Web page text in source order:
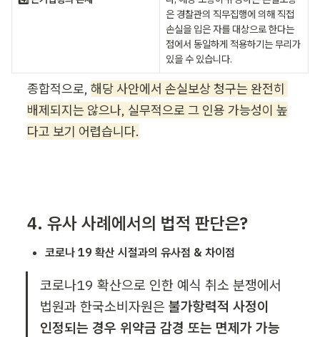
은 경찰관의 직무집행에 의해 직접
손실을 입은 자를 대상으로 한다는
점에서 동일하게 적용하기는 무리가
있을 수 있습니다.
종합적으로, 해당 사안에서 손실보상 청구는 완전히
배제되지는 않으나, 실무적으로 그 인용 가능성이 높
다고 보기 어렵습니다.
4. 유사 사례에서의 법적 판단은?
코로나 19 확산 시절과의 유사점 & 차이점
코로나19 확산으로 인한 예식 취소 분쟁에서
법원과 한국소비자원은 불가항력적 사정이
인정되는 경우 위약금 감경 또는 면제가 가능